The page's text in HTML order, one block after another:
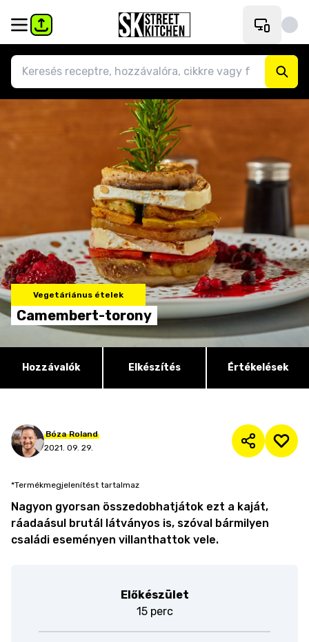
Vegetáriánus ételek
Camembert-torony
Hozzávalók Elkészítés Értékelések
Bóza Roland
2021. 09. 29.
*Termékmegjelenítést tartalmaz
Nagyon gyorsan összedobhatjátok ezt a kaját,
ráadaásul brutál látványos is, szóval bármilyen
családi eseményen villanthattok vele.
Előkészület
15 perc